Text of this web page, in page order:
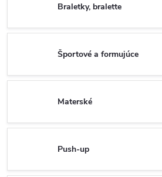
Braletky, bralette
Športové a formujúce
Materské
Push-up